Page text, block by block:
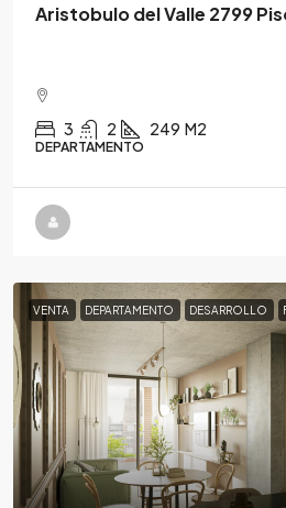
Aristobulo del Valle 2799
3 2 249 M2
DEPARTAMENTO
VENTA DEPARTAMENTO DESARROLLO